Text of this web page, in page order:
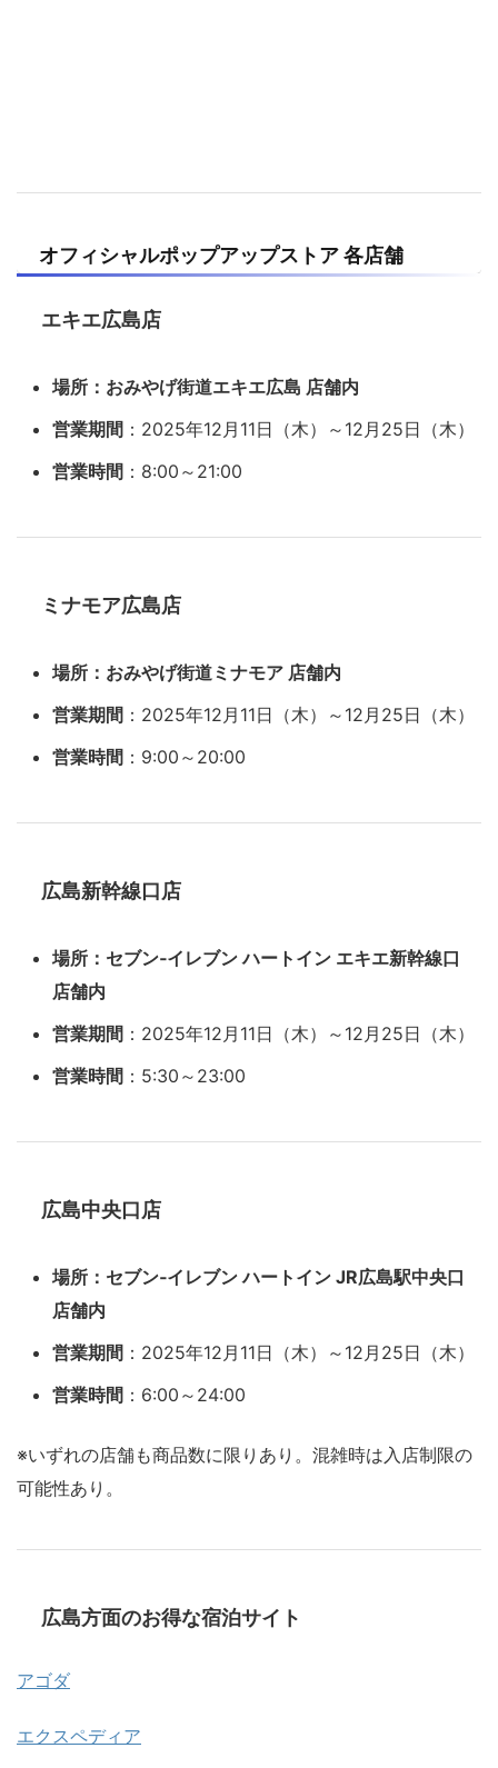
オフィシャルポップアップストア 各店舗
エキエ広島店
場所：おみやげ街道エキエ広島 店舗内
営業期間 ：2025年12月11日（木）～12月25日（木）
営業時間 ：8:00～21:00
ミナモア広島店
場所：おみやげ街道ミナモア 店舗内
営業期間 ：2025年12月11日（木）～12月25日（木）
営業時間 ：9:00～20:00
広島新幹線口店
場所：セブン‐イレブン ハートイン エキエ新幹線口
店舗内
営業期間 ：2025年12月11日（木）～12月25日（木）
営業時間 ：5:30～23:00
広島中央口店
場所：セブン‐イレブン ハートイン JR広島駅中央口
店舗内
営業期間 ：2025年12月11日（木）～12月25日（木）
営業時間 ：6:00～24:00
※いずれの店舗も商品数に限りあり。混雑時は入店制限の
可能性あり。
広島方面のお得な宿泊サイト
アゴダ
エクスペディア